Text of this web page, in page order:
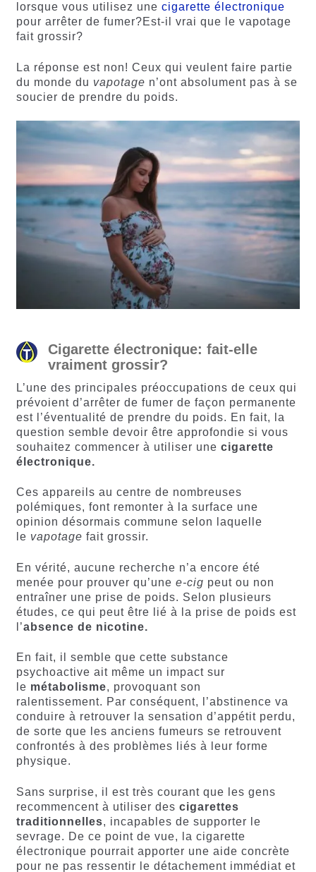
lorsque vous utilisez une cigarette électronique
pour arrêter de fumer?Est-il vrai que le vapotage
fait grossir?
La réponse est non! Ceux qui veulent faire partie
du monde du vapotage n’ont absolument pas à se
soucier de prendre du poids.
Cigarette électronique: fait-elle
vraiment grossir?
L’une des principales préoccupations de ceux qui
prévoient d’arrêter de fumer de façon permanente
est l’éventualité de prendre du poids. En fait, la
question semble devoir être approfondie si vous
souhaitez commencer à utiliser une cigarette
électronique.
Ces appareils au centre de nombreuses
polémiques, font remonter à la surface une
opinion désormais commune selon laquelle
le vapotage fait grossir.
En vérité, aucune recherche n’a encore été
menée pour prouver qu’une e-cig peut ou non
entraîner une prise de poids. Selon plusieurs
études, ce qui peut être lié à la prise de poids est
l’absence de nicotine.
En fait, il semble que cette substance
psychoactive ait même un impact sur
le métabolisme, provoquant son
ralentissement. Par conséquent, l’abstinence va
conduire à retrouver la sensation d’appétit perdu,
de sorte que les anciens fumeurs se retrouvent
confrontés à des problèmes liés à leur forme
physique.
Sans surprise, il est très courant que les gens
recommencent à utiliser des cigarettes
traditionnelles, incapables de supporter le
sevrage. De ce point de vue, la cigarette
électronique pourrait apporter une aide concrète
pour ne pas ressentir le détachement immédiat et